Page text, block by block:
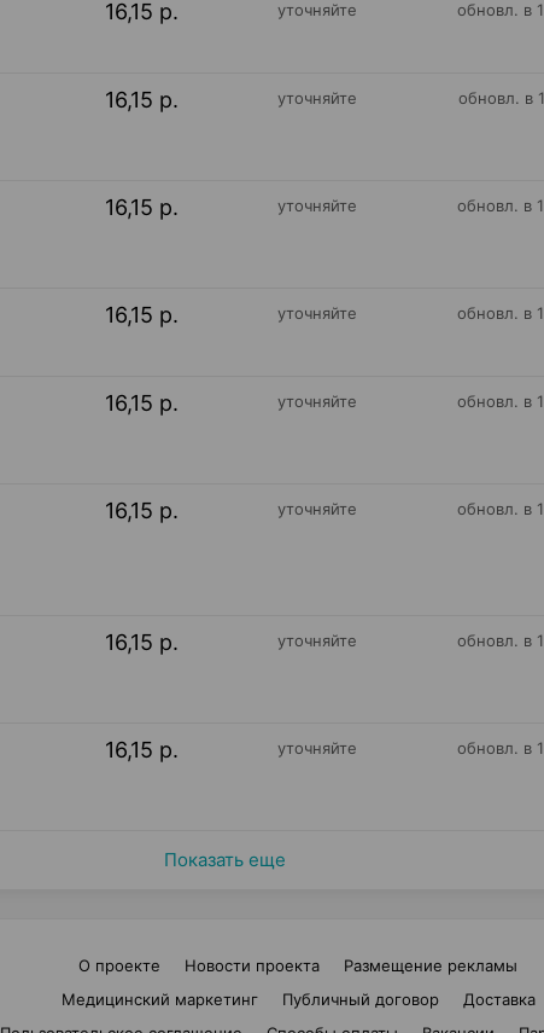
16,15 р. уточняйте обновл. в
16,15 р. уточняйте обновл. в
16,15 р. уточняйте обновл. в
16,15 р. уточняйте обновл. в
16,15 р. уточняйте обновл. в
16,15 р. уточняйте обновл. в
16,15 р. уточняйте обновл. в
16,15 р. уточняйте обновл. в
Показать еще
О проекте Новости проекта
Размещение рекламы
Медицинский маркетинг
Публичный договор
Доставка